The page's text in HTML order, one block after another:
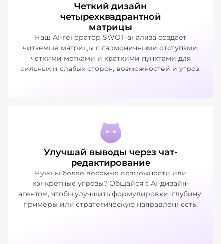
Четкий дизайн
четырехквадрантной
матрицы
Наш AI-генератор SWOT-анализа создает
читаемые матрицы с гармоничными отступами,
четкими метками и краткими пунктами для
сильных и слабых сторон, возможностей и угроз.
Улучшай выводы через чат-
редактирование
Нужны более весомые возможности или
конкретные угрозы? Общайся с AI-дизайн-
агентом, чтобы улучшить формулировки, глубину,
примеры или стратегическую направленность.